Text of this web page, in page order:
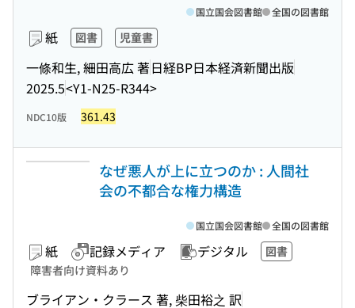
紙 図書 児童書
一條和生, 細田高広 著日経BP日本経済新聞出版
2025.5<Y1-N25-R344>
国立国会図書館 全国の図書館
NDC10版 361.43
なぜ悪人が上に立つのか : 人間社
会の不都合な権力構造
紙 記録メディア デジタル
図書
障害者向け資料あり
ブライアン・クラース 著, 柴田裕之 訳
国立国会図書館 全国の図書館